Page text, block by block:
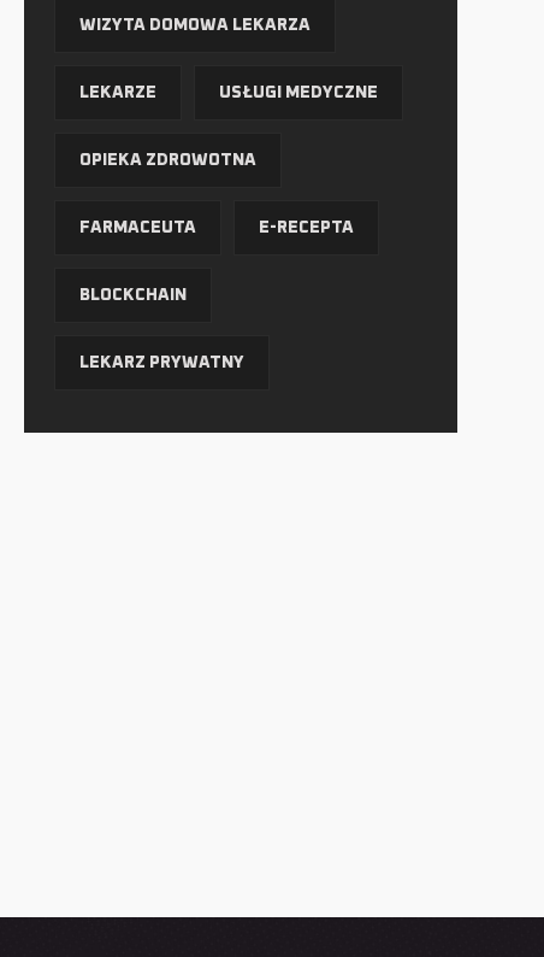
WIZYTA DOMOWA LEKARZA
LEKARZE USŁUGI MEDYCZNE
OPIEKA ZDROWOTNA
FARMACEUTA E-RECEPTA
BLOCKCHAIN
LEKARZ PRYWATNY